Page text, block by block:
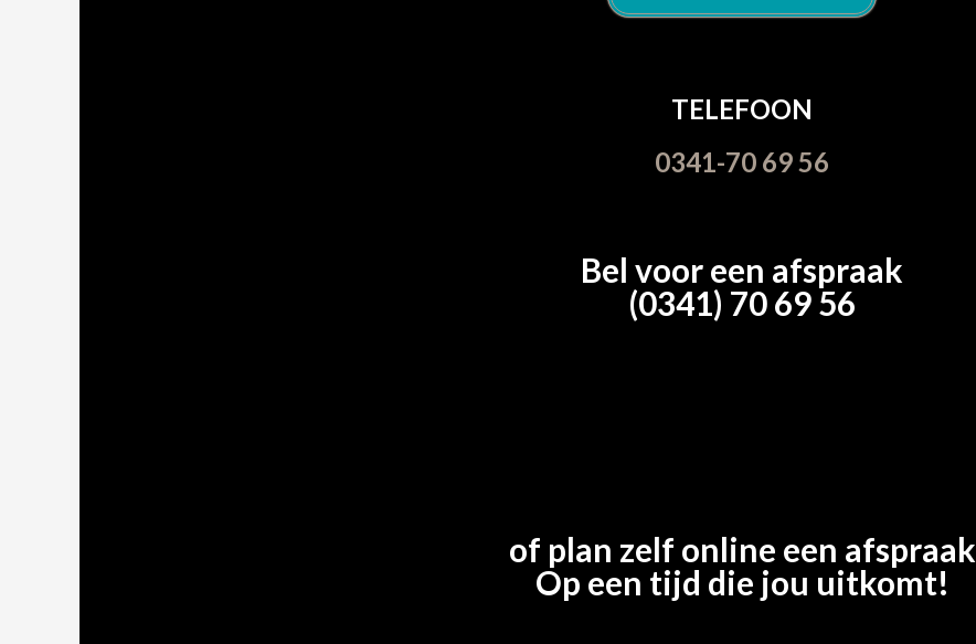
TELEFOON
0341-70 69 56
Bel voor een afspraak
(0341) 70 69 56
of plan zelf online een afspraak
Op een tijd die jou uitkomt!